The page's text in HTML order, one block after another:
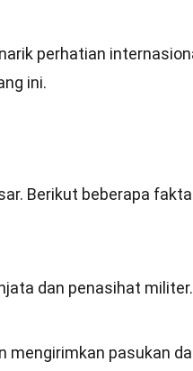
perhatian
ini.
Berikut beberapa fakta
dan penasihat militer.
mengirimkan pasukan